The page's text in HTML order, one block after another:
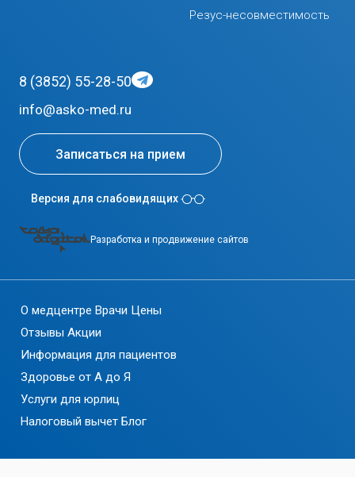
Резус-несовместимость
8 (3852) 55-28-50
info@asko-med.ru
Записаться на прием
Версия для слабовидящих
Разработка и продвижение сайтов
О медцентре Врачи Цены
Отзывы Акции
Информация для пациентов
Здоровье от А до Я
Услуги для юрлиц
Налоговый вычет Блог